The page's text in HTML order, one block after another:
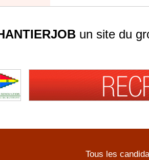
un site du
Tous les